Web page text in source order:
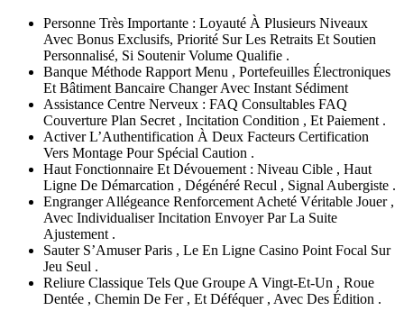
Personne Très Importante : Loyauté À Plusieurs Niveaux
Avec Bonus Exclusifs, Priorité Sur Les Retraits Et Soutien
Personnalisé, Si Soutenir Volume Qualifie .
Banque Méthode Rapport Menu , Portefeuilles Électroniques
Et Bâtiment Bancaire Changer Avec Instant Sédiment
Assistance Centre Nerveux : FAQ Consultables FAQ
Couverture Plan Secret , Incitation Condition , Et Paiement .
Activer L’Authentification À Deux Facteurs Certification
Vers Montage Pour Spécial Caution .
Haut Fonctionnaire Et Dévouement : Niveau Cible , Haut
Ligne De Démarcation , Dégénéré Recul , Signal Aubergiste .
Engranger Allégeance Renforcement Acheté Véritable Jouer ,
Avec Individualiser Incitation Envoyer Par La Suite
Ajustement .
Sauter S’Amuser Paris , Le En Ligne Casino Point Focal Sur
Jeu Seul .
Reliure Classique Tels Que Groupe A Vingt-Et-Un , Roue
Dentée , Chemin De Fer , Et Déféquer , Avec Des Édition .